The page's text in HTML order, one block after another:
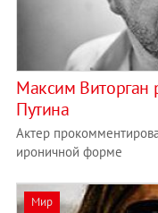
Максим Виторган
Путина
Актер
ироничной форме
Мир